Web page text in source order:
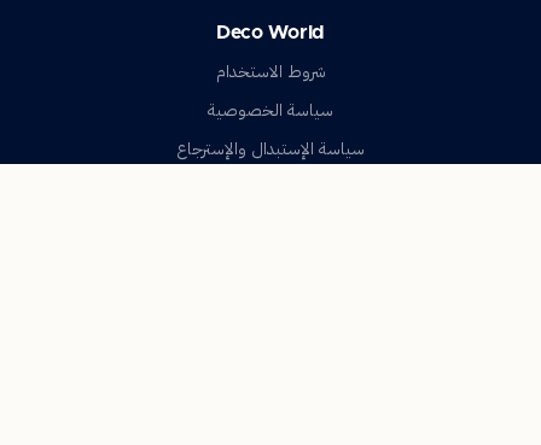
Deco World
شروط الاستخدام
سياسة الخصوصية
سياسة الإستبدال والإسترجاع